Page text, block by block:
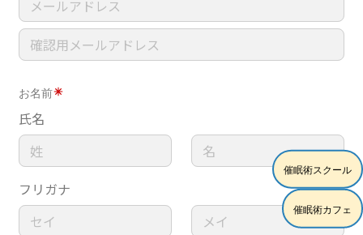
催眠術スクール
催眠術カフェ